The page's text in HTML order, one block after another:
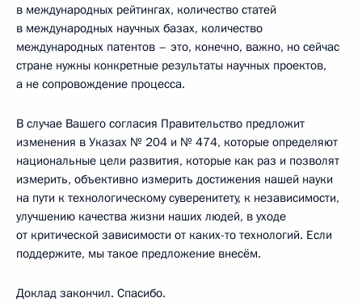
в международных рейтингах, количество статей
в международных научных базах, количество
международных патентов – это, конечно, важно, но сейчас
стране нужны конкретные результаты научных проектов,
а не сопровождение процесса.
В случае Вашего согласия Правительство предложит
изменения в Указах № 204 и № 474, которые определяют
национальные цели развития, которые как раз и позволят
измерить, объективно измерить достижения нашей науки
на пути к технологическому суверенитету, к независимости,
улучшению качества жизни наших людей, в уходе
от критической зависимости от каких-то технологий. Если
поддержите, мы такое предложение внесём.
Доклад закончил. Спасибо.